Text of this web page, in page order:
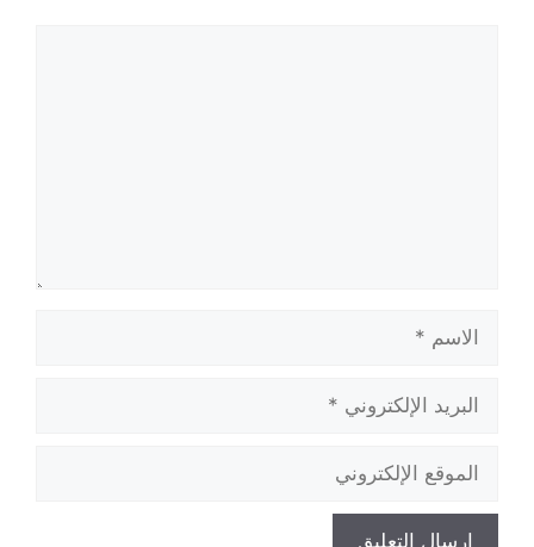
الإلكتروني
الإلكتروني